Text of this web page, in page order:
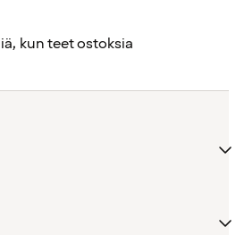
kun teet ostoksia